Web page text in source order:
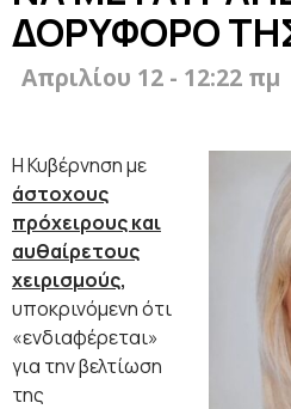
ΔΟΡΥΦΟΡΟ
Απριλίου 12 - 12:22 πμ
Η Κυβέρνηση με
άστοχους
πρόχειρους και
αυθαίρετους
χειρισμούς,
υποκρινόμενη ότι
«ενδιαφέρεται»
για την βελτίωση
της